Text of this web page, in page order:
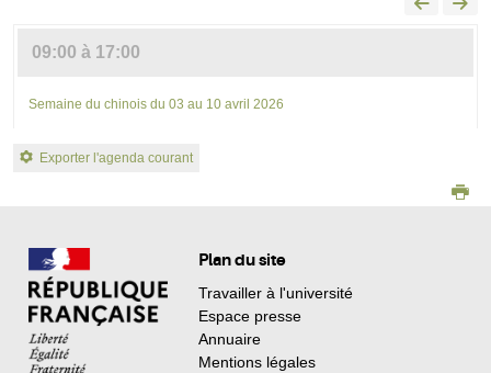
09:00 à 17:00
Semaine du chinois du 03 au 10 avril 2026
Exporter l'agenda courant
Plan du site
Travailler à l'université
Espace presse
Annuaire
Mentions légales